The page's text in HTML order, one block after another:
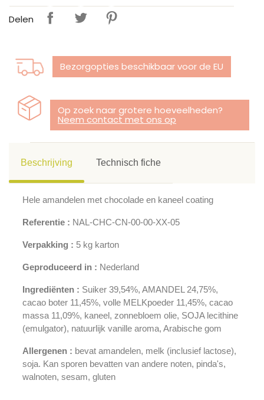
Delen
Bezorgopties beschikbaar voor de EU
Op zoek naar grotere hoeveelheden?
Neem contact met ons op
Beschrijving Technisch fiche
Hele amandelen met chocolade en kaneel coating
Referentie : NAL-CHC-CN-00-00-XX-05
Verpakking : 5 kg karton
Geproduceerd in : Nederland
Ingrediënten : Suiker 39,54%, AMANDEL 24,75%,
cacao boter 11,45%, volle MELKpoeder 11,45%, cacao
massa 11,09%, kaneel, zonnebloem olie, SOJA lecithine
(emulgator), natuurlijk vanille aroma, Arabische gom
Allergenen : bevat amandelen, melk (inclusief lactose),
soja. Kan sporen bevatten van andere noten, pinda's,
walnoten, sesam, gluten